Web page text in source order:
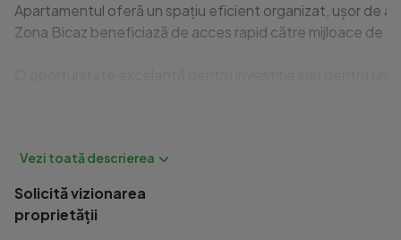
Apartamentul oferă un spațiu eficient organizat, ușor de
Zona Bicaz beneficiază de acces rapid către mijloace de
Solicită vizionarea
proprietății